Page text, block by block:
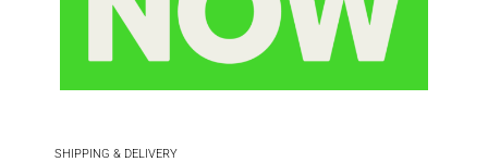
SHIPPING & DELIVERY